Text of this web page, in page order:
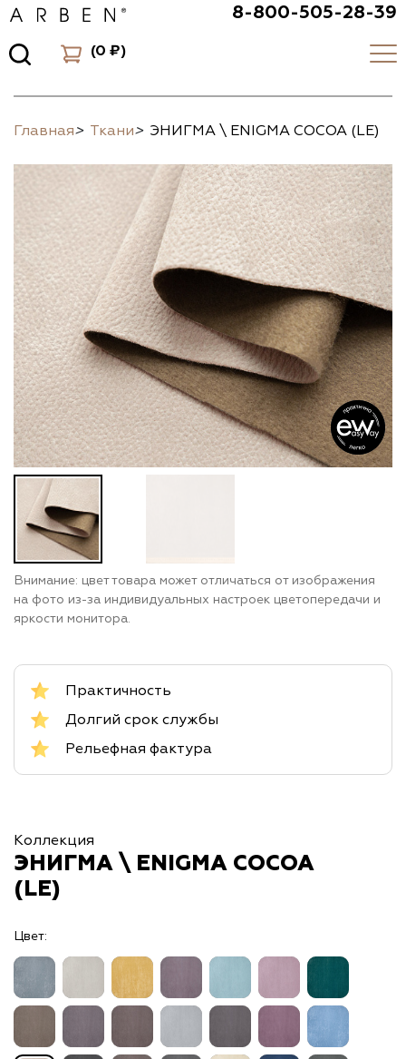
8-800-505-28-39
(0 ₽)
Главная> Ткани> ЭНИГМА \ ENIGMA COCOA (LE)
Внимание: цвет товара может отличаться от изображения
на фото из-за индивидуальных настроек цветопередачи и
яркости монитора.
Практичность
Долгий срок службы
Рельефная фактура
Коллекция
ЭНИГМА \ ENIGMA COCOA
(LE)
Цвет: